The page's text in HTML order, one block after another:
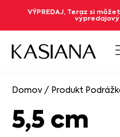
VÝPREDAJ, Teraz si
Domov / Produkt
5,5 cm